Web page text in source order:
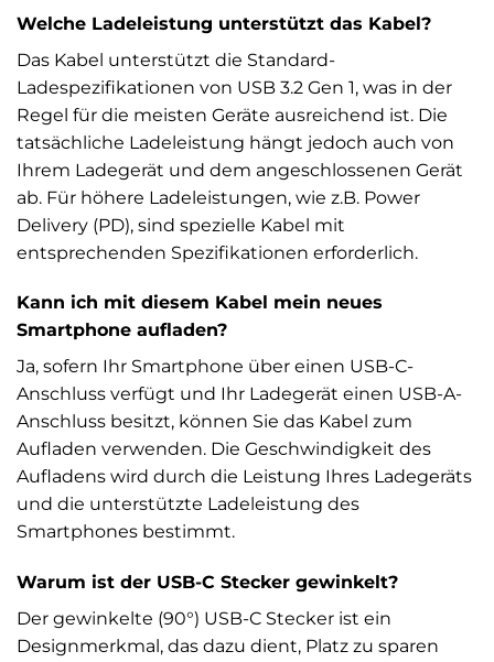
Welche Ladeleistung unterstützt das Kabel?
Das Kabel unterstützt die Standard-
Ladespezifikationen von USB 3.2 Gen 1, was in der
Regel für die meisten Geräte ausreichend ist. Die
tatsächliche Ladeleistung hängt jedoch auch von
Ihrem Ladegerät und dem angeschlossenen Gerät
ab. Für höhere Ladeleistungen, wie z.B. Power
Delivery (PD), sind spezielle Kabel mit
entsprechenden Spezifikationen erforderlich.
Kann ich mit diesem Kabel mein neues
Smartphone aufladen?
Ja, sofern Ihr Smartphone über einen USB-C-
Anschluss verfügt und Ihr Ladegerät einen USB-A-
Anschluss besitzt, können Sie das Kabel zum
Aufladen verwenden. Die Geschwindigkeit des
Aufladens wird durch die Leistung Ihres Ladegeräts
und die unterstützte Ladeleistung des
Smartphones bestimmt.
Warum ist der USB-C Stecker gewinkelt?
Der gewinkelte (90°) USB-C Stecker ist ein
Designmerkmal, das dazu dient, Platz zu sparen